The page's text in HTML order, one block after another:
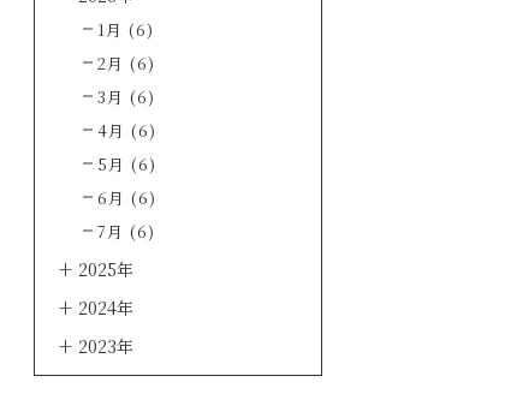
1月 (6)
2月 (6)
3月 (6)
4月 (6)
5月 (6)
6月 (6)
7月 (6)
2025年
2024年
2023年